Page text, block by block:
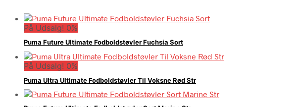
På Udsalg! 0%
Puma Future Ultimate Fodboldstøvler Fuchsia Sort
På Udsalg! 0%
Puma Ultra Ultimate Fodboldstøvler Til Voksne Rød Str